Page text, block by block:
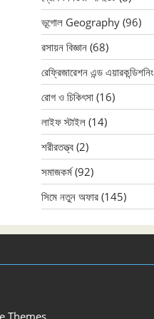
ভূগোল Geography (96)
রসায়ন বিজ্ঞান (68)
রেফ্রিজারেশন এন্ড এয়ারকন্ডিশনিং
রোগ ও চিকিৎসা (16)
লাইফ স্টাইল (14)
শরীরতত্ত্ব (2)
সমাজকর্ম(92)
সিমে নতুন ‍অফার (145)
Themes